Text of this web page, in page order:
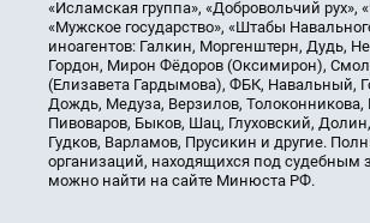
«Исламская группа», «Добровольчий рух»,
«Мужское государство», «Штабы
иноагентов: Галкин, Моргенштерн, Дудь,
Гордон, Мирон Фёдоров (Оксимирон),
(Елизавета Гардымова), ФБК, Навальный,
Дождь, Медуза, Верзилов, Толоконникова,
Пивоваров, Быков, Шац, Глуховский,
Гудков, Варламов, Прусикин и другие.
организаций, находящихся под судебным
можно найти на сайте Минюста РФ.